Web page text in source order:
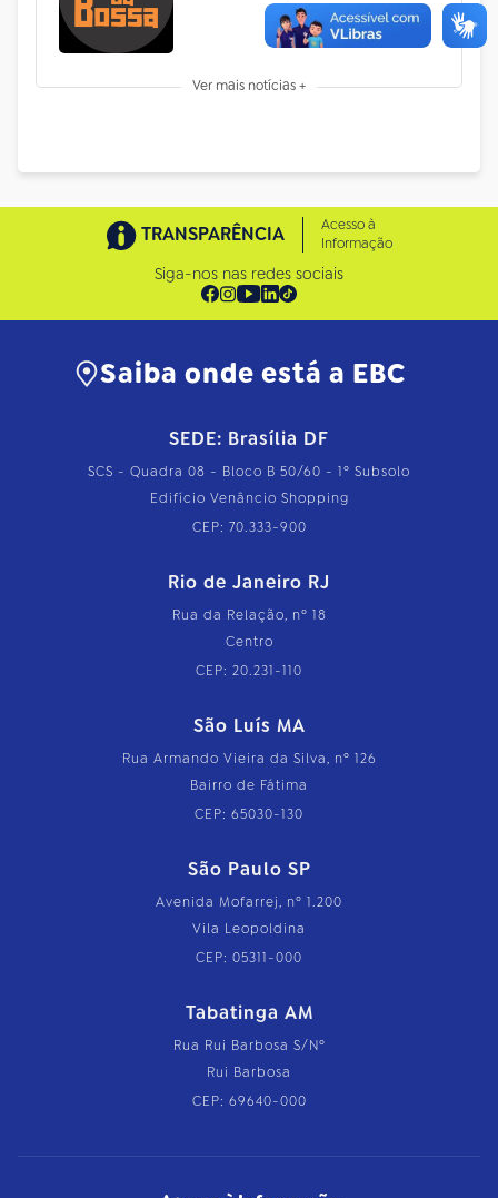
Ver mais notícias +
TRANSPARÊNCIA
Acesso à
Informação
Siga-nos nas redes sociais
Saiba onde está a EBC
SEDE: Brasília DF
SCS - Quadra 08 - Bloco B 50/60 - 1º Subsolo
Edifício Venâncio Shopping
CEP: 70.333-900
Rio de Janeiro RJ
Rua da Relação, nº 18
Centro
CEP: 20.231-110
São Luís MA
Rua Armando Vieira da Silva, nº 126
Bairro de Fátima
CEP: 65030-130
São Paulo SP
Avenida Mofarrej, nº 1.200
Vila Leopoldina
CEP: 05311-000
Tabatinga AM
Rua Rui Barbosa S/Nº
Rui Barbosa
CEP: 69640-000